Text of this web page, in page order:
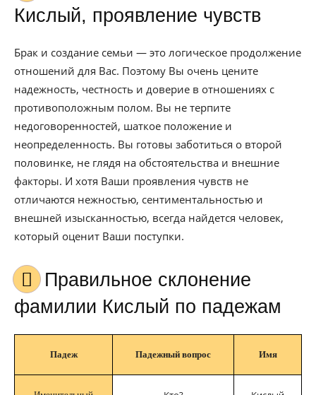
Кислый, проявление чувств
Брак и создание семьи — это логическое продолжение
отношений для Вас. Поэтому Вы очень цените
надежность, честность и доверие в отношениях с
противоположным полом. Вы не терпите
недоговоренностей, шаткое положение и
неопределенность. Вы готовы заботиться о второй
половинке, не глядя на обстоятельства и внешние
факторы. И хотя Ваши проявления чувств не
отличаются нежностью, сентиментальностью и
внешней изысканностью, всегда найдется человек,
который оценит Ваши поступки.
Правильное склонение
фамилии Кислый по падежам
Падеж Падежный вопрос Имя